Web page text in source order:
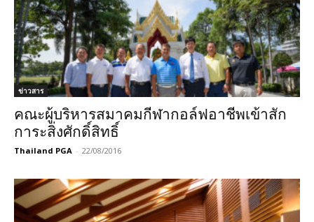
ข่าวสาร
คณะผู้บริหารสมาคมกีฬากอล์ฟอาชีพเข้าสัก
การะสิ่งศักดิ์สิทธิ์
Thailand PGA - 22/08/2016